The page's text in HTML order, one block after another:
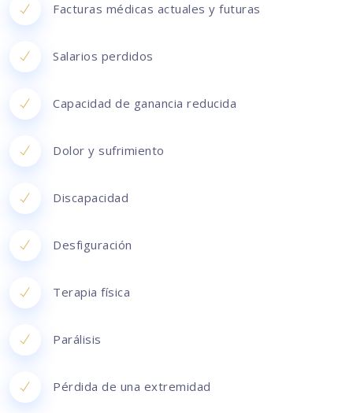
Facturas médicas actuales y futuras
Salarios perdidos
Capacidad de ganancia reducida
Dolor y sufrimiento
Discapacidad
Desfiguración
Terapia física
Parálisis
Pérdida de una extremidad